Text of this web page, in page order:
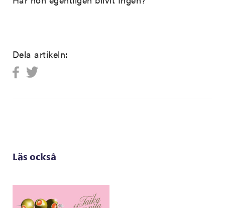
Dela artikeln:
Läs också